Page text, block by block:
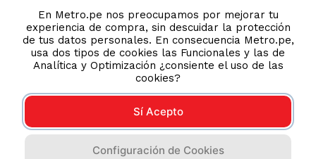
COMPRAS 100% SEGURAS
Esta tienda usa Niubiz para realizar transacciones
En Metro.pe nos preocupamos por mejorar tu
experiencia de compra, sin descuidar la protección
de tus datos personales. En consecuencia Metro.pe,
usa dos tipos de cookies las Funcionales y las de
Analítica y Optimización ¿consiente el uso de las
cookies?
Sí Acepto
Configuración de Cookies